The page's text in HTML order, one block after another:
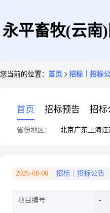
永平畜牧(云南
您当前的位置： 首页 招标｜招标
首页 招标预告 招标
省份地区： 北京广东 上海江
2026-08-06 招标｜招标公告
项目编号